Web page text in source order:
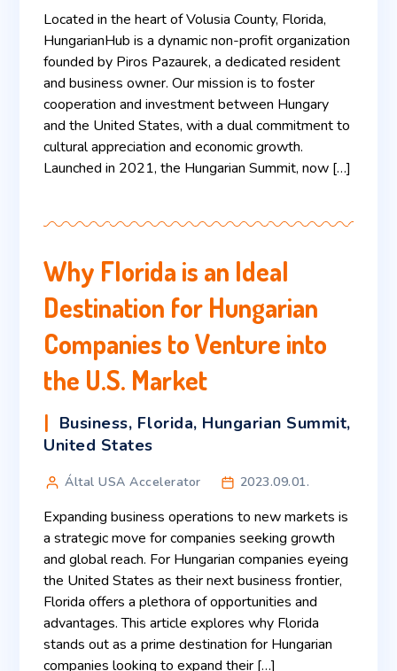
Located in the heart of Volusia County, Florida,
HungarianHub is a dynamic non-profit organization
founded by Piros Pazaurek, a dedicated resident
and business owner. Our mission is to foster
cooperation and investment between Hungary
and the United States, with a dual commitment to
cultural appreciation and economic growth.
Launched in 2021, the Hungarian Summit, now […]
Why Florida is an Ideal
Destination for Hungarian
Companies to Venture into
the U.S. Market
Business, Florida, Hungarian Summit,
United States
Által USA Accelerator 2023.09.01.
Expanding business operations to new markets is
a strategic move for companies seeking growth
and global reach. For Hungarian companies eyeing
the United States as their next business frontier,
Florida offers a plethora of opportunities and
advantages. This article explores why Florida
stands out as a prime destination for Hungarian
companies looking to expand their […]